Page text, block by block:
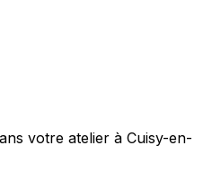
votre atelier à Cuisy-en-